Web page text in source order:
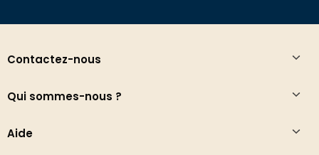
Contactez-nous
Qui sommes-nous ?
Aide